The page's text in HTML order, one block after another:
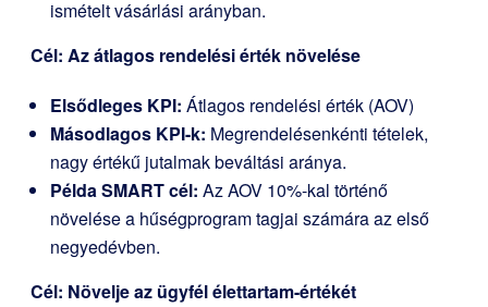
ismételt vásárlási arányban.
Cél: Az átlagos rendelési érték növelése
Elsődleges KPI: Átlagos rendelési érték (AOV)
Másodlagos KPI-k: Megrendelésenkénti tételek,
nagy értékű jutalmak beváltási aránya.
Példa SMART cél: Az AOV 10%-kal történő
növelése a hűségprogram tagjai számára az első
negyedévben.
Cél: Növelje az ügyfél élettartam-értékét